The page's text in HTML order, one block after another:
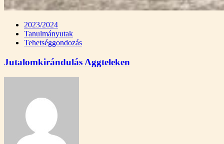
2023/2024
Tanulmányutak
Tehetséggondozás
Jutalomkirándulás Aggteleken